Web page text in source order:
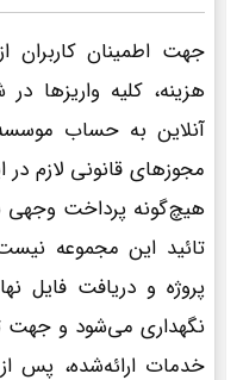
جهت اطمینان کاربران
هزینه، کلیه واریزها
آنلاین به حساب موسسه
مجوزهای قانونی لازم
هیچ‌گونه پرداخت
تائید این مجموعه
پروژه و دریافت فایل
نگهداری می‌شود و جهت
خدمات ارائه‌شده، پس